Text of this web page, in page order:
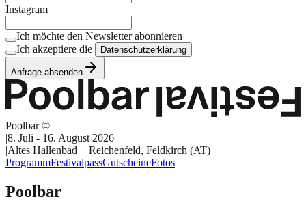
Instagram
Ich möchte den Newsletter abonnieren
Ich akzeptiere die
Datenschutzerklärung
Anfrage absenden
Poolbar ©
|8. Juli - 16. August 2026
|Altes Hallenbad + Reichenfeld, Feldkirch (AT)
ProgrammFestivalpassGutscheineFotos
Poolbar